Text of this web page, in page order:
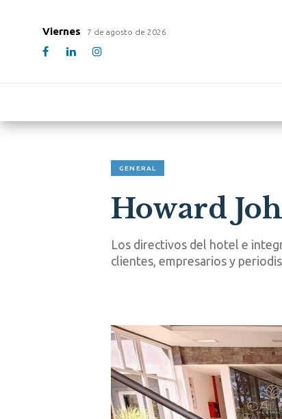
Viernes 7 de agosto de 2026
GENERAL
Howard
Los directivos del hotel e
clientes, empresarios y